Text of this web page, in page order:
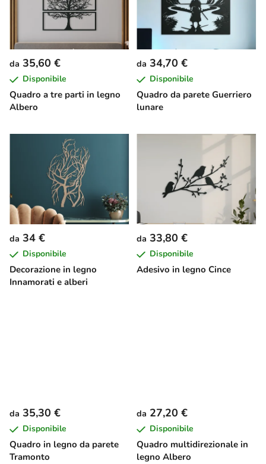
Quadro a tre parti in legno
Albero
da 35,60 €
Disponibile
Quadro da parete Guerriero
lunare
da 34,70 €
Disponibile
Decorazione in legno
Innamorati e alberi
da 34 €
Disponibile
Adesivo in legno Cince
da 33,80 €
Disponibile
Quadro in legno da parete
Tramonto
da 35,30 €
Disponibile
Quadro multidirezionale in
legno Albero
da 27,20 €
Disponibile